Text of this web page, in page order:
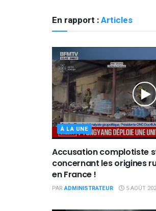
En rapport :Articles
À LA UNE
Accusation complotiste
concernant les origines
en France !
PAR ADMINISTRATEUR 5 AOÛT